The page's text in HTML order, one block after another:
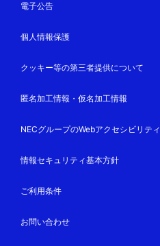
電子公告
個人情報保護
クッキー等の第三者提供について
匿名加工情報・仮名加工情報
NECグループのWebアクセシビリティ
情報セキュリティ基本方針
ご利用条件
お問い合わせ